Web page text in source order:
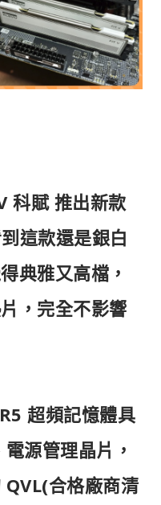
科賦 推出新款
這款還是銀白
典雅又高檔，
，完全不影響
超頻記憶體具
源管理晶片，
合格廠商清